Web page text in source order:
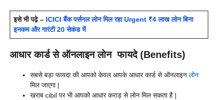
इसे भी पढ़े – ICICI बैंक पर्सनल लोन मिल रहा Urgent ₹4 लाख लोन बिना
इनकम और गारंटी 20 सेकंड में
आधार कार्ड से ऑनलाइन लोन फायदे (Benefits)
सबसे बड़ा फायदा की आपको केवल आपके आधार कार्ड से ऑनलाइन लोन
मिल जाएगा |
खराब cibil पर भी आपको आधार कराड़ से लोन मिल सकता है |